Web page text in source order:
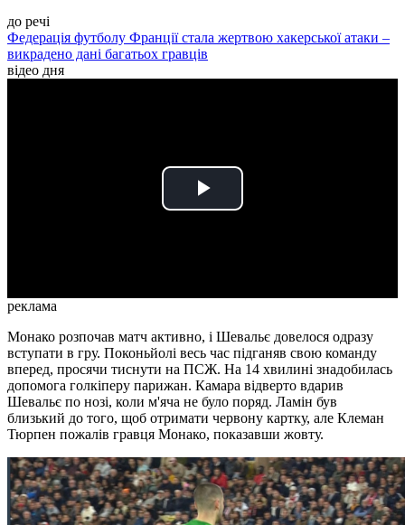
до речі
Федерація футболу Франції стала жертвою хакерської атаки –
викрадено дані багатьох гравців
відео дня
Play
реклама
Монако розпочав матч активно, і Шевальє довелося одразу
вступати в гру. Поконьйолі весь час підганяв свою команду
вперед, просячи тиснути на ПСЖ. На 14 хвилині знадобилась
допомога голкіперу парижан. Камара відверто вдарив
Шевальє по нозі, коли м'яча не було поряд. Ламін був
близький до того, щоб отримати червону картку, але Клеман
Тюрпен пожалів гравця Монако, показавши жовту.